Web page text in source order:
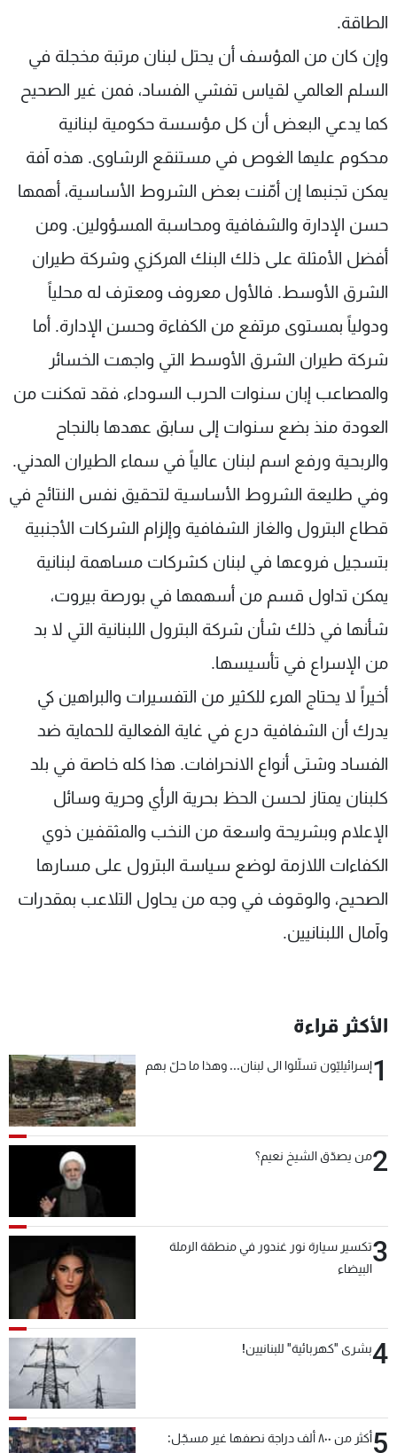
الطاقة.
وإن كان من المؤسف أن يحتل لبنان مرتبة مخجلة في
السلم العالمي لقياس تفشي الفساد، فمن غير الصحيح
كما يدعي البعض أن كل مؤسسة حكومية لبنانية
محكوم عليها الغوص في مستنقع الرشاوى. هذه آفة
يمكن تجنبها إن أمّنت بعض الشروط الأساسية، أهمها
حسن الإدارة والشفافية ومحاسبة المسؤولين. ومن
أفضل الأمثلة على ذلك البنك المركزي وشركة طيران
الشرق الأوسط. فالأول معروف ومعترف له محلياً
ودولياً بمستوى مرتفع من الكفاءة وحسن الإدارة. أما
شركة طيران الشرق الأوسط التي واجهت الخسائر
والمصاعب إبان سنوات الحرب السوداء، فقد تمكنت من
العودة منذ بضع سنوات إلى سابق عهدها بالنجاح
والربحية ورفع اسم لبنان عالياً في سماء الطيران المدني.
وفي طليعة الشروط الأساسية لتحقيق نفس النتائج في
قطاع البترول والغاز الشفافية وإلزام الشركات الأجنبية
بتسجيل فروعها في لبنان كشركات مساهمة لبنانية
يمكن تداول قسم من أسهمها في بورصة بيروت،
شأنها في ذلك شأن شركة البترول اللبنانية التي لا بد
من الإسراع في تأسيسها.
أخيراً لا يحتاج المرء للكثير من التفسيرات والبراهين كي
يدرك أن الشفافية درع في غاية الفعالية للحماية ضد
الفساد وشتى أنواع الانحرافات. هذا كله خاصة في بلد
كلبنان يمتاز لحسن الحظ بحرية الرأي وحرية وسائل
الإعلام وبشريحة واسعة من النخب والمثقفين ذوي
الكفاءات اللازمة لوضع سياسة البترول على مسارها
الصحيح، والوقوف في وجه من يحاول التلاعب بمقدرات
وآمال اللبنانيين.
الأكثر قراءة
1إسرائيليّون تسلّلوا الى لبنان... وهذا ما حلّ بهم
2من يصدّق الشيخ نعيم؟
3تكسير سيارة نور غندور في منطقة الرملة
البيضاء
4بشرى "كهربائية" للبنانيين!
5 أكثر من ٨٠٠ ألف دراجة نصفها غير مسجّل: